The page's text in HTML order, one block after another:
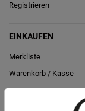
Registrieren
EINKAUFEN
Merkliste
Warenkorb / Kasse